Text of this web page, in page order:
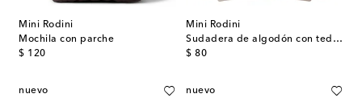
Mini Rodini
Mochila con parche
$ 120
original price
Mini Rodini
Sudadera de algodón con teddy
$ 80
original price
nuevo nuevo